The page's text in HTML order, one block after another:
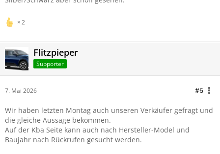
2
Flitzpieper
Supporter
7. Mai 2026 #6
Wir haben letzten Montag auch unseren Verkäufer gefragt und
die gleiche Aussage bekommen.
Auf der Kba Seite kann auch nach Hersteller-Model und
Baujahr nach Rückrufen gesucht werden.